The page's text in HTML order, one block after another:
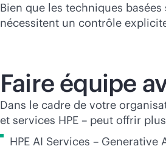
Bien que les techniques
nécessitent un contrôle
Faire équipe
Dans le cadre de votre
et services HPE – peut offrir
HPE AI Services –